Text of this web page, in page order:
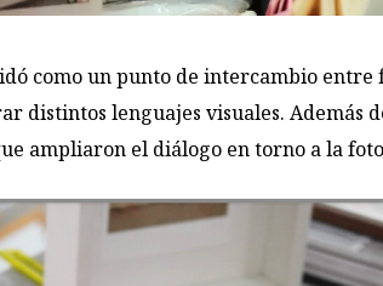
como un punto de intercambio entre
distintos lenguajes visuales. Además
ampliaron el diálogo en torno a la